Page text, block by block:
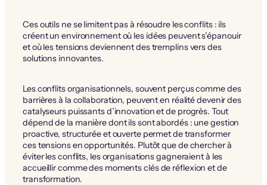
Ces outils ne se limitent pas à résoudre les conflits : ils
créent un environnement où les idées peuvent s’épanouir
et où les tensions deviennent des tremplins vers des
solutions innovantes.
Les conflits organisationnels, souvent perçus comme des
barrières à la collaboration, peuvent en réalité devenir des
catalyseurs puissants d’innovation et de progrès. Tout
dépend de la manière dont ils sont abordés : une gestion
proactive, structurée et ouverte permet de transformer
ces tensions en opportunités. Plutôt que de chercher à
éviter les conflits, les organisations gagneraient à les
accueillir comme des moments clés de réflexion et de
transformation.